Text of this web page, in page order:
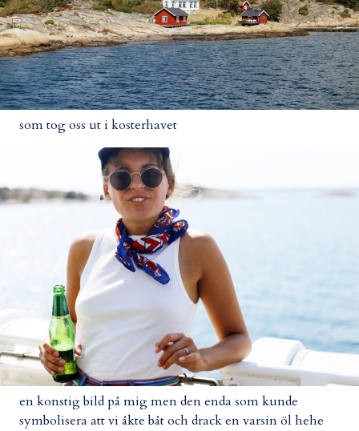
som tog oss ut i kosterhavet
en konstig bild på mig men den enda som kunde
symbolisera att vi åkte båt och drack en varsin öl hehe